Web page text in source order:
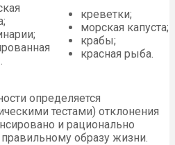
креветки;
морская капуста;
крабы;
красная рыба.
определяется
тестами) отклонения
и рационально
правильному образу жизни.